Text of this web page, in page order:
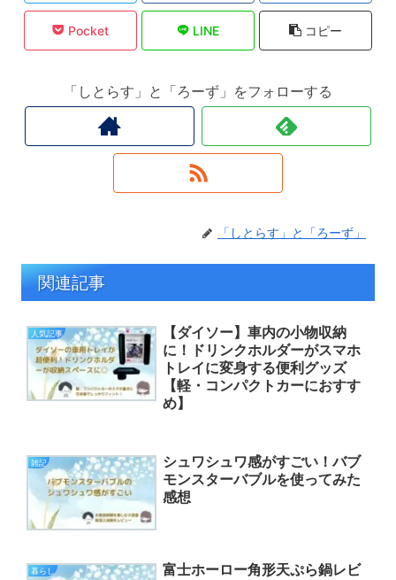
Pocket LINE コピー
「しとらす」と「ろーず」をフォローする
「しとらす」と「ろーず」
関連記事
人気記事
【ダイソー】車内の小物収納
に！ドリンクホルダーがスマホ
トレイに変身する便利グッズ
【軽・コンパクトカーにおすす
め】
雑記
シュワシュワ感がすごい！バブ
モンスターバブルを使ってみた
感想
暮らし
富士ホーロー角形天ぷら鍋レビ